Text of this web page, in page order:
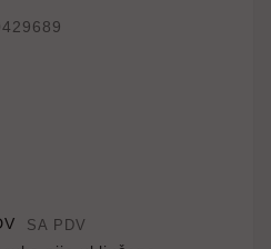
SA PDV